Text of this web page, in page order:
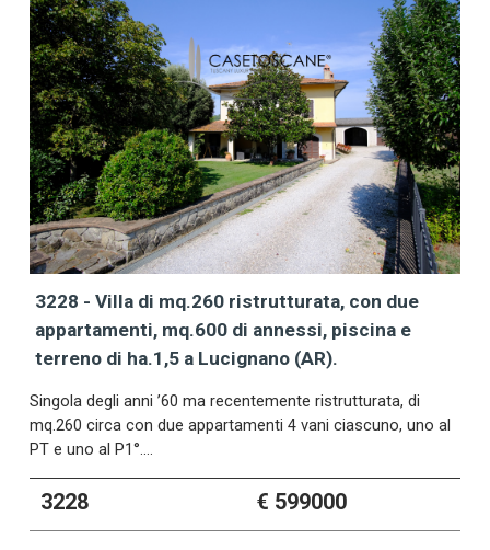
3228 - Villa di mq.260 ristrutturata, con due
appartamenti, mq.600 di annessi, piscina e
terreno di ha.1,5 a Lucignano (AR).
Singola degli anni ’60 ma recentemente ristrutturata, di
mq.260 circa con due appartamenti 4 vani ciascuno, uno al
PT e uno al P1°.…
3228 € 599000